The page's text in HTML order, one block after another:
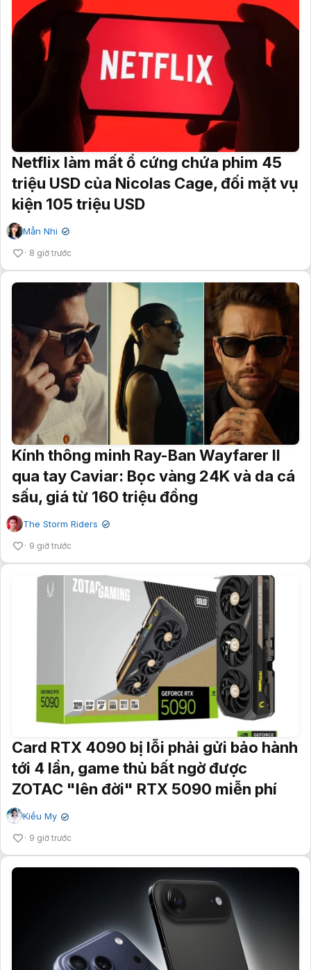
Netflix làm mất ổ cứng chứa phim 45
triệu USD của Nicolas Cage, đối mặt vụ
kiện 105 triệu USD
Mẫn Nhi ✔
8 giờ trước
Kính thông minh Ray-Ban Wayfarer II
qua tay Caviar: Bọc vàng 24K và da cá
sấu, giá từ 160 triệu đồng
The Storm Riders ✔
9 giờ trước
Card RTX 4090 bị lỗi phải gửi bảo hành
tới 4 lần, game thủ bất ngờ được
ZOTAC "lên đời" RTX 5090 miễn phí
Kiều My ✔
9 giờ trước